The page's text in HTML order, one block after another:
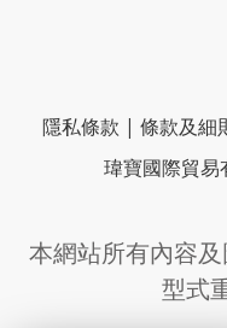
隱私條款 | 條款及細
瑋寶國際貿
本網站所有內容
型式